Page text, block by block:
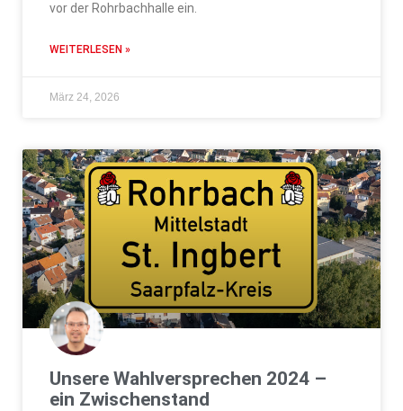
vor der Rohrbachhalle ein.
WEITERLESEN »
März 24, 2026
Unsere Wahlversprechen 2024 –
ein Zwischenstand